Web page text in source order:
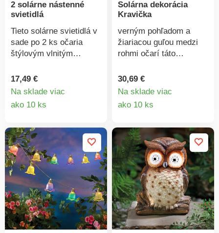
2 solárne nástenné
svietidlá
Tieto solárne svietidlá v
sade po 2 ks očaria
štýlovým vlnitým
automaticky sa zapínajú
pri súmraku. Ideálne pre
balkóny – bez káblov a
Vrátane príslušenstva. 5
LED diód na každom
svietidle. Jednoduchá
montáž vrátane
príslušenstva.
17,49 €
Na sklade viac
ako 10 ks
Solárna dekorácia
Kravička
verným pohľadom a
žiariacou guľou medzi
rohmi očarí táto
Či už cez deň ako
zvierací spoločník,
teplého svetla.
chlpatým vzhľadom.
Odolné voči počasiu a
vyrobené s dôrazom na
detail. Gainsborough.
30,69 €
Na sklade viac
ako 10 ks